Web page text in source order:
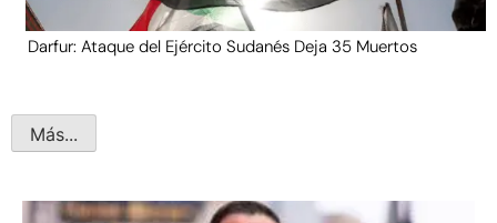
Darfur: Ataque del Ejército Sudanés Deja 35 Muertos
Más...